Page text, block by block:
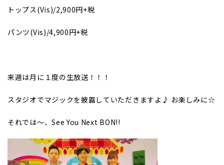
トップス(Vis)/2,900円+税
パンツ(Vis)/4,900円+税
来週は月に１度の生放送！！！
スタジオでマジックを披露していただきますよ♪ お楽しみに☆
それでは～、See You Next BON!!